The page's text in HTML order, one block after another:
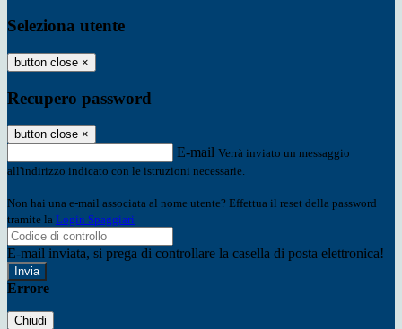
Seleziona utente
button close ×
Recupero password
button close ×
E-mail Verrà inviato un messaggio
all'indirizzo indicato con le istruzioni necessarie.
Non hai una e-mail associata al nome utente? Effettua il reset della password
tramite la Login Spaggiari
E-mail inviata, si prega di controllare la casella di posta elettronica!
Errore
Chiudi